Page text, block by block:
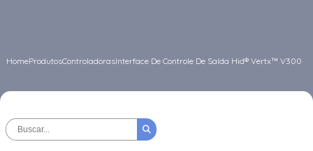
HomeProdutosControladorasInterface De Controle De Saída Hid® Vertx™ V300